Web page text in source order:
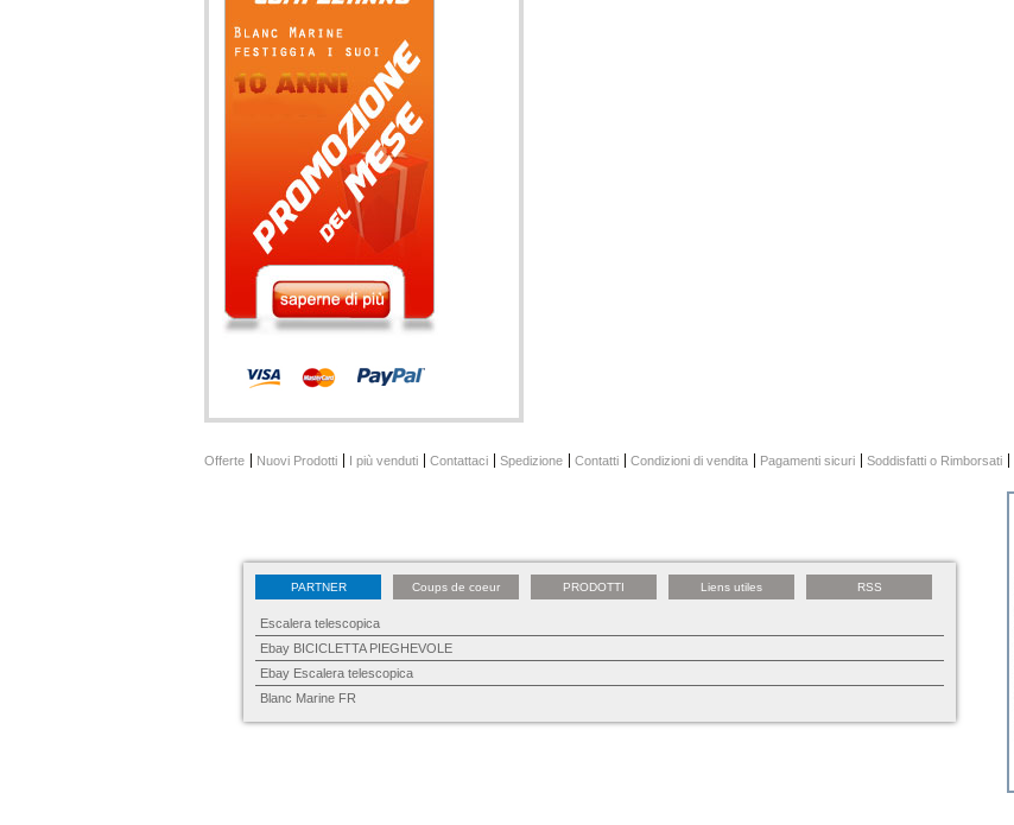
Offerte Nuovi Prodotti I più venduti Contattaci Spedizione Contatti Condizioni di vendita Pagamenti sicuri Soddisfatti o Rimborsati
PARTNER Coups de coeur PRODOTTI Liens utiles RSS
Escalera telescopica
Ebay BICICLETTA PIEGHEVOLE
Ebay Escalera telescopica
Blanc Marine FR